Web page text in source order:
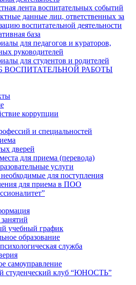
лента воспитательных событий
данные лиц, ответственных за
воспитательной деятельности
база
для педагогов и кураторов,
руководителей
для студентов и родителей
ВОСПИТАТЕЛЬНОЙ РАБОТЫ
коррупции
и специальностей
дверей
для приема (перевода)
услуги
для поступления
для приема в ПОО
учебный график
образование
служба
самоуправление
студенческий клуб “ЮНОСТЬ”